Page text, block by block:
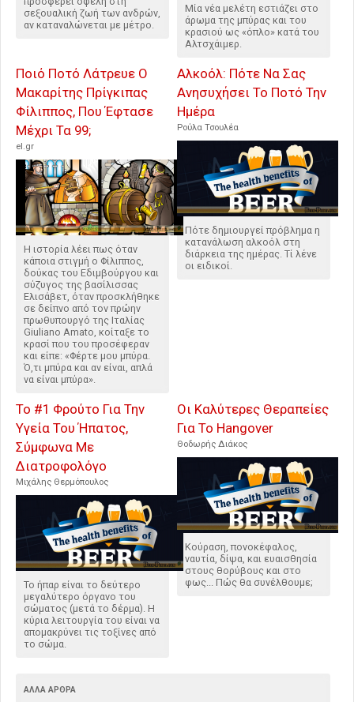
σεξουαλική ζωή των ανδρών,
αν καταναλώνεται με μέτρο.
Μία νέα μελέτη εστιάζει στο
άρωμα της μπύρας και του
κρασιού ως «όπλο» κατά του
Αλτσχάιμερ.
Ποιό Ποτό Λάτρευε Ο
Μακαρίτης Πρίγκιπας
Φίλιππος, Που Έφτασε
Μέχρι Τα 99;
el.gr
Η ιστορία λέει πως όταν
κάποια στιγμή ο Φίλιππος,
δούκας του Εδιμβούργου και
σύζυγος της βασίλισσας
Ελισάβετ, όταν προσκλήθηκε
σε δείπνο από τον πρώην
πρωθυπουργό της Ιταλίας
Giuliano Amato, κοίταξε το
κρασί που του προσέφεραν
και είπε: «Φέρτε μου μπύρα.
Ό,τι μπύρα και αν είναι, απλά
να είναι μπύρα».
Αλκοόλ: Πότε Να Σας
Ανησυχήσει Το Ποτό Την
Ημέρα
Ρούλα Τσουλέα
Πότε δημιουργεί πρόβλημα η
κατανάλωση αλκοόλ στη
διάρκεια της ημέρας. Τί λένε
οι ειδικοί.
Το #1 Φρούτο Για Την
Υγεία Του Ήπατος,
Σύμφωνα Με
Διατροφολόγο
Μιχάλης Θερμόπουλος
Το ήπαρ είναι το δεύτερο
μεγαλύτερο όργανο του
σώματος (μετά το δέρμα). Η
κύρια λειτουργία του είναι να
απομακρύνει τις τοξίνες από
το σώμα.
Οι Καλύτερες Θεραπείες
Για Το Hangover
Θοδωρής Διάκος
Κούραση, πονοκέφαλος,
ναυτία, δίψα, και ευαισθησία
στους θορύβους και στο
φως... Πώς θα συνέλθουμε;
ΆΛΛΑ ΆΡΘΡΑ